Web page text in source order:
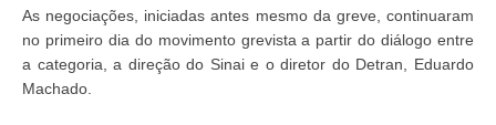
As negociações, iniciadas antes mesmo da greve, continuaram
no primeiro dia do movimento grevista a partir do diálogo entre
a categoria, a direção do Sinai e o diretor do Detran, Eduardo
Machado.